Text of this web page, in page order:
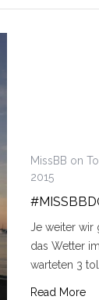
MissBB on
2015
Je weiter wir
das Wetter
warteten 3
Read More